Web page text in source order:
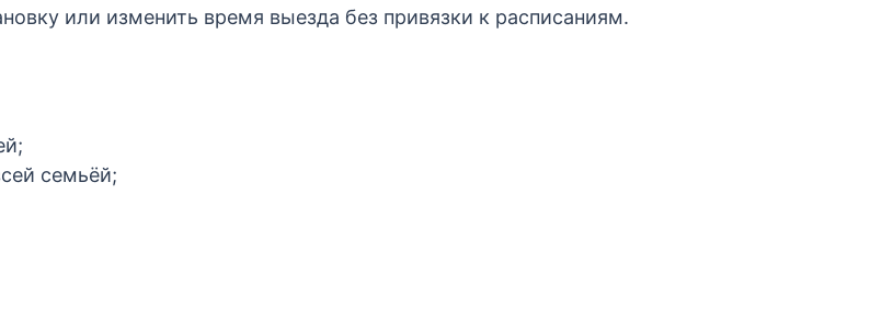
или изменить время выезда без привязки к расписаниям.
семьёй;